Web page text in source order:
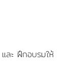
และ ฝึกอบรมให้